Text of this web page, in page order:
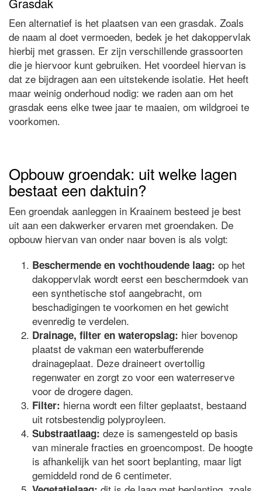
Een alternatief is het plaatsen van een grasdak. Zoals
de naam al doet vermoeden, bedek je het dakoppervlak
hierbij met grassen. Er zijn verschillende grassoorten
die je hiervoor kunt gebruiken. Het voordeel hiervan is
dat ze bijdragen aan een uitstekende isolatie. Het heeft
maar weinig onderhoud nodig: we raden aan om het
grasdak eens elke twee jaar te maaien, om wildgroei te
voorkomen.
Opbouw groendak: uit welke lagen
bestaat een daktuin?
Een groendak aanleggen in Kraainem besteed je best
uit aan een dakwerker ervaren met groendaken. De
opbouw hiervan van onder naar boven is als volgt:
Beschermende en vochthoudende laag: op het
dakoppervlak wordt eerst een beschermdoek van
een synthetische stof aangebracht, om
beschadigingen te voorkomen en het gewicht
evenredig te verdelen.
Drainage, filter en wateropslag: hier bovenop
plaatst de vakman een waterbufferende
drainageplaat. Deze draineert overtollig
regenwater en zorgt zo voor een waterreserve
voor de drogere dagen.
Filter: hierna wordt een filter geplaatst, bestaand
uit rotsbestendig polyproyleen.
Substraatlaag: deze is samengesteld op basis
van minerale fracties en groencompost. De hoogte
is afhankelijk van het soort beplanting, maar ligt
gemiddeld rond de 6 centimeter.